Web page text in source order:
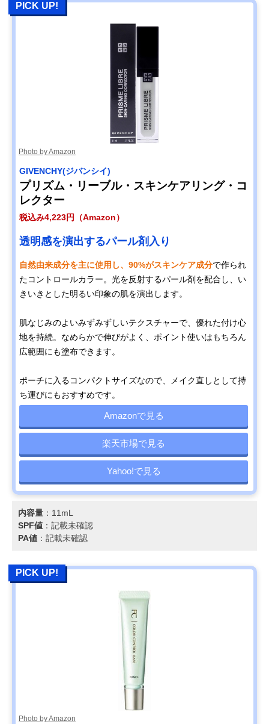
PICK UP!
Photo by Amazon
GIVENCHY(ジバンシイ)
プリズム・リーブル・スキンケアリング・コ
レクター
税込み4,223円（Amazon）
透明感を演出するパール剤入り
自然由来成分を主に使用し、90%がスキンケア成分で作られ
たコントロールカラー。光を反射するパール剤を配合し、い
きいきとした明るい印象の肌を演出します。
肌なじみのよいみずみずしいテクスチャーで、優れた付け心
地を持続。なめらかで伸びがよく、ポイント使いはもちろん
広範囲にも塗布できます。
ポーチに入るコンパクトサイズなので、メイク直しとして持
ち運びにもおすすめです。
Amazonで見る
楽天市場で見る
Yahoo!で見る
内容量 ：11mL
SPF値 ：記載未確認
PA値 ：記載未確認
PICK UP!
Photo by Amazon